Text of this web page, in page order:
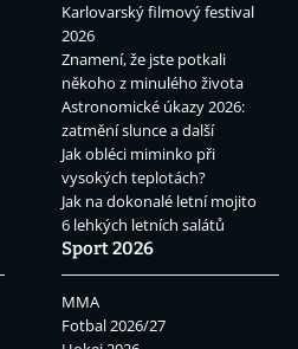
Karlovarský filmový festival
2026
Znamení, že jste potkali
někoho z minulého života
Astronomické úkazy 2026:
zatmění slunce a další
Jak obléci miminko při
vysokých teplotách?
Jak na dokonalé letní mojito
6 lehkých letních salátů
Sport 2026
MMA
Fotbal 2026/27